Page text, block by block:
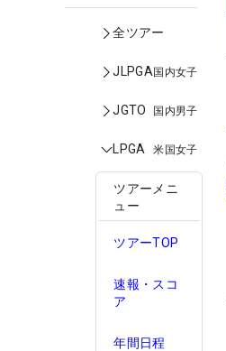
全ツアー
JLPGA国内女子
JGTO 国内男子
LPGA 米国女子
ツアーメニ
ュー
ツアーTOP
速報・スコ
ア
年間日程